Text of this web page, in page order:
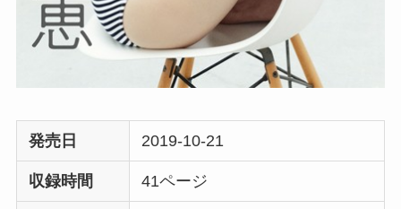
発売日 2019-10-21
収録時間 41ページ